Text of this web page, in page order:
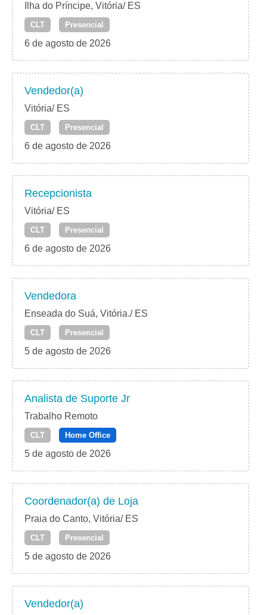
Ilha do Príncipe, Vitória/ ES
CLT Presencial
6 de agosto de 2026
Vendedor(a)
Vitória/ ES
CLT Presencial
6 de agosto de 2026
Recepcionista
Vitória/ ES
CLT Presencial
6 de agosto de 2026
Vendedora
Enseada do Suá, Vitória./ ES
CLT Presencial
5 de agosto de 2026
Analista de Suporte Jr
Trabalho Remoto
CLT Home Office
5 de agosto de 2026
Coordenador(a) de Loja
Praia do Canto, Vitória/ ES
CLT Presencial
5 de agosto de 2026
Vendedor(a)